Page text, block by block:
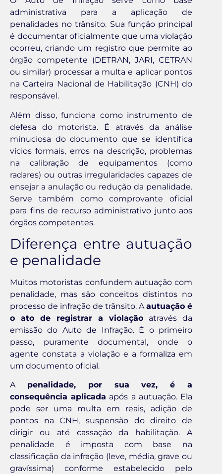
administrativa para a aplicação de
penalidades no trânsito. Sua função principal
é documentar oficialmente que uma violação
ocorreu, criando um registro que permite ao
órgão competente (DETRAN, JARI, CETRAN
ou similar) processar a multa e aplicar pontos
na Carteira Nacional de Habilitação (CNH) do
responsável.
Além disso, funciona como instrumento de
defesa do motorista. É através da análise
minuciosa do documento que se identifica
vícios formais, erros na descrição, problemas
na calibração de equipamentos (como
radares) ou outras irregularidades capazes de
ensejar a anulação ou redução da penalidade.
Serve também como comprovante oficial
para fins de recurso administrativo junto aos
órgãos competentes.
Diferença entre autuação
e penalidade
Muitos motoristas confundem autuação com
penalidade, mas são conceitos distintos no
processo de infração de trânsito. Aautuação é
o ato de registrar a violação através da
emissão do Auto de Infração. É o primeiro
passo, puramente documental, onde o
agente constata a violação e a formaliza em
um documento oficial.
A penalidade, por sua vez, é a
consequência aplicada após a autuação. Ela
pode ser uma multa em reais, adição de
pontos na CNH, suspensão do direito de
dirigir ou até cassação da habilitação. A
penalidade é imposta com base na
classificação da infração (leve, média, grave ou
gravíssima) conforme estabelecido pelo